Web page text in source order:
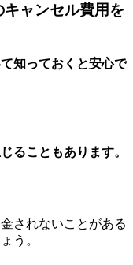
ャンセル費用を
知っておくと安心で
ることもあります。
されないことがある
う。